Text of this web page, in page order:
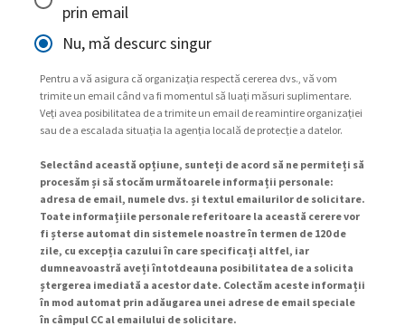
prin email
Nu, mă descurc singur
Pentru a vă asigura că organizația respectă cererea dvs., vă vom
trimite un email când va fi momentul să luați măsuri suplimentare.
Veți avea posibilitatea de a trimite un email de reamintire organizației
sau de a escalada situația la agenția locală de protecție a datelor.
Selectând această opțiune, sunteți de acord să ne permiteți să
procesăm și să stocăm următoarele informații personale:
adresa de email, numele dvs. și textul emailurilor de solicitare.
Toate informațiile personale referitoare la această cerere vor
fi șterse automat din sistemele noastre în termen de 120 de
zile, cu excepția cazului în care specificați altfel, iar
dumneavoastră aveți întotdeauna posibilitatea de a solicita
ștergerea imediată a acestor date. Colectăm aceste informații
în mod automat prin adăugarea unei adrese de email speciale
în câmpul CC al emailului de solicitare.